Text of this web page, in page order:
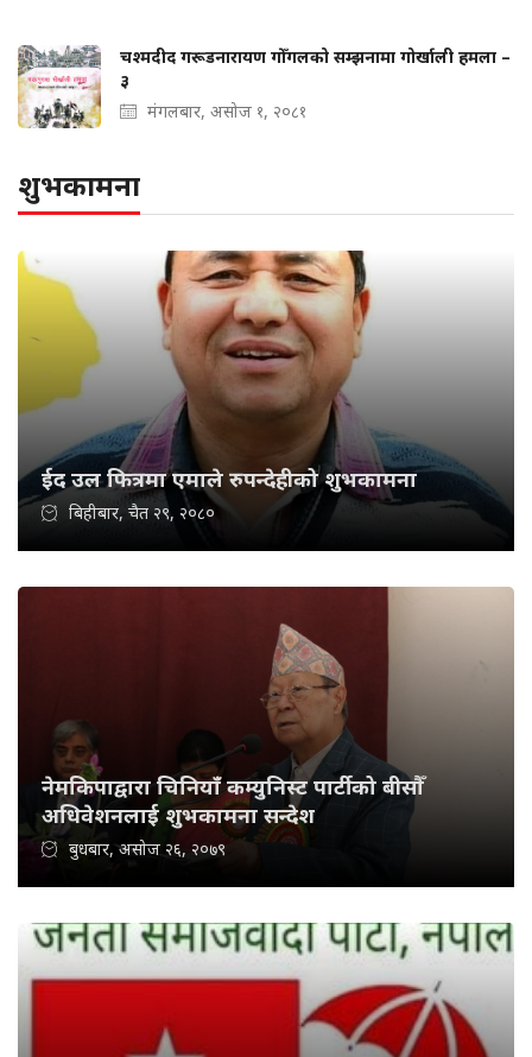
चश्मदीद गरूडनारायण गोँगलको सम्झनामा गोर्खाली हमला –
३
मंगलबार, असोज १, २०८१
शुभकामना
ईद उल फित्रमा एमाले रुपन्देहीको शुभकामना
बिहीबार, चैत २९, २०८०
नेमकिपाद्वारा चिनियाँ कम्युनिस्ट पार्टीको बीसौँ
अधिवेशनलाई शुभकामना सन्देश
बुधबार, असोज २६, २०७९